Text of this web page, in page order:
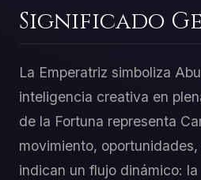
Significado
La Emperatriz simboliza
inteligencia creativa en
de la Fortuna representa
movimiento,
indican un flujo dinámico: